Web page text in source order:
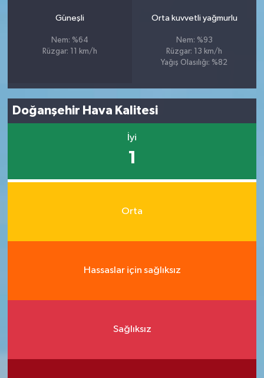
Güneşli
Nem: %64
Rüzgar: 11 km/h
Orta kuvvetli yağmurlu
Nem: %93
Rüzgar: 13 km/h
Yağış Olasılığı: %82
Doğanşehir Hava Kalitesi
İyi
1
Orta
Hassaslar için sağlıksız
Sağlıksız